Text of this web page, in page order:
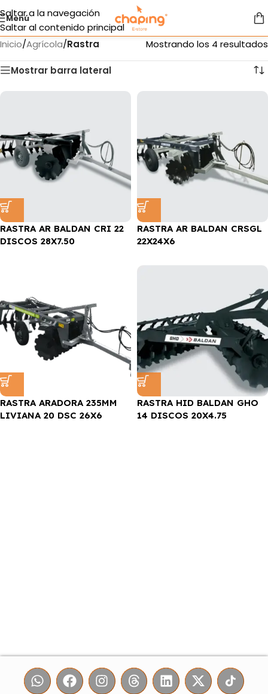
Saltar a la navegación
Saltar al contenido principal
Menú
Inicio/Agrícola/Rastra Mostrando los 4 resultados
Mostrar barra lateral
RASTRA AR BALDAN CRI 22
DISCOS 28X7.50
RASTRA AR BALDAN CRSGL
22X24X6
RASTRA ARADORA 235MM
LIVIANA 20 DSC 26X6
RASTRA HID BALDAN GHO
14 DISCOS 20X4.75